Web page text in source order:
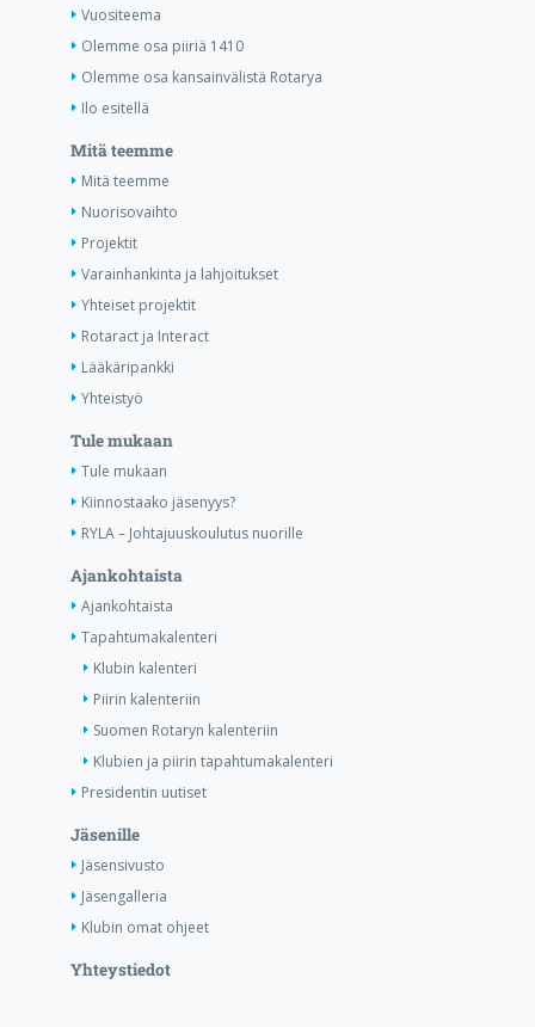
Vuositeema
Olemme osa piiriä 1410
Olemme osa kansainvälistä Rotarya
Ilo esitellä
Mitä teemme
Mitä teemme
Nuorisovaihto
Projektit
Varainhankinta ja lahjoitukset
Yhteiset projektit
Rotaract ja Interact
Lääkäripankki
Yhteistyö
Tule mukaan
Tule mukaan
Kiinnostaako jäsenyys?
RYLA – Johtajuuskoulutus nuorille
Ajankohtaista
Ajankohtaista
Tapahtumakalenteri
Klubin kalenteri
Piirin kalenteriin
Suomen Rotaryn kalenteriin
Klubien ja piirin tapahtumakalenteri
Presidentin uutiset
Jäsenille
Jäsensivusto
Jäsengalleria
Klubin omat ohjeet
Yhteystiedot